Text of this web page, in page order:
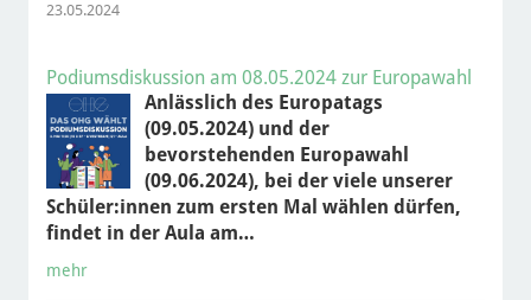
23.05.2024
Podiumsdiskussion am 08.05.2024 zur Europawahl
Anlässlich des Europatags
(09.05.2024) und der
bevorstehenden Europawahl
(09.06.2024), bei der viele unserer
Schüler:innen zum ersten Mal wählen dürfen,
findet in der Aula am…
mehr